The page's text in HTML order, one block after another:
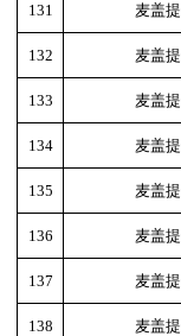
131 麦盖
132 麦盖
133 麦盖
134 麦盖
135 麦盖
136 麦盖
137 麦盖
138 麦盖